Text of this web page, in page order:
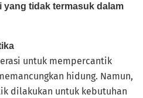
yang tidak termasuk dalam
untuk mempercantik
hidung. Namun,
dilakukan untuk kebutuhan